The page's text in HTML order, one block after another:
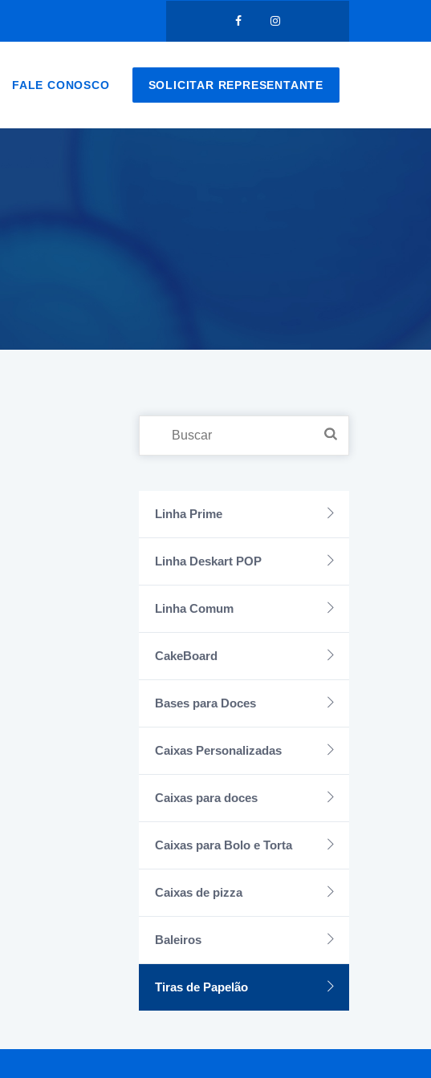
FALE CONOSCO SOLICITAR REPRESENTANTE
Linha Prime
Linha Deskart POP
Linha Comum
CakeBoard
Bases para Doces
Caixas Personalizadas
Caixas para doces
Caixas para Bolo e Torta
Caixas de pizza
Baleiros
Tiras de Papelão